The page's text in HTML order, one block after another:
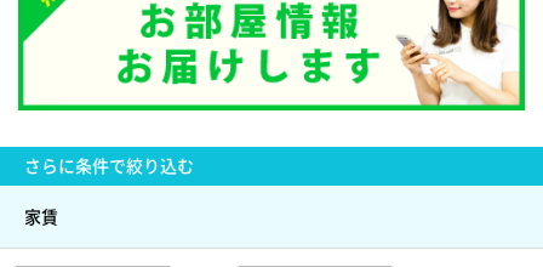
さらに条件で絞り込む
家賃